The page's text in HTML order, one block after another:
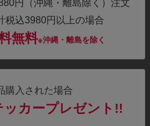
円（沖縄・離島除く）注文
税込3980円以上の場合
無料※沖縄・離島を除く
購入された場合
カープレゼント!!